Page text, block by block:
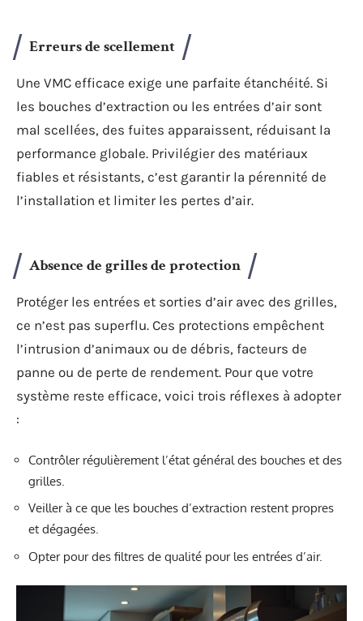
Erreurs de scellement
Une VMC efficace exige une parfaite étanchéité. Si
les bouches d’extraction ou les entrées d’air sont
mal scellées, des fuites apparaissent, réduisant la
performance globale. Privilégier des matériaux
fiables et résistants, c’est garantir la pérennité de
l’installation et limiter les pertes d’air.
Absence de grilles de protection
Protéger les entrées et sorties d’air avec des grilles,
ce n’est pas superflu. Ces protections empêchent
l’intrusion d’animaux ou de débris, facteurs de
panne ou de perte de rendement. Pour que votre
système reste efficace, voici trois réflexes à adopter
:
Contrôler régulièrement l’état général des bouches et des
grilles.
Veiller à ce que les bouches d’extraction restent propres
et dégagées.
Opter pour des filtres de qualité pour les entrées d’air.